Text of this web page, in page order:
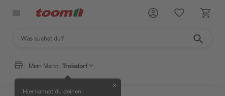
Mein Markt: Troisdorf
Hier kannst du deinen
✕